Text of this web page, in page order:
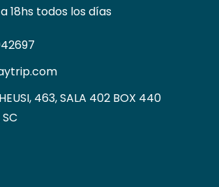
18hs todos los días
463, SALA 402 BOX 440